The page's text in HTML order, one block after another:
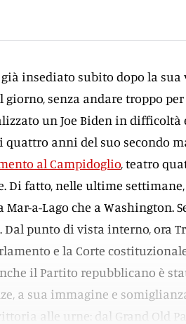
insediato subito dopo la
giorno, senza andare troppo
un Joe Biden in
quattro anni del suo secondo
al Campidoglio, teatro
Di fatto, nelle ultime
a-Lago che a Washington.
Dal punto di vista interno, ora
e la Corte
il Partito repubblicano è
a sua immagine e
alle urne: dal Grand Old